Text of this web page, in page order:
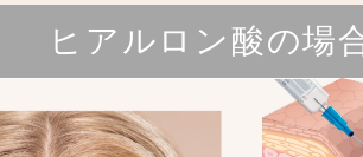
ヒアルロン酸の場